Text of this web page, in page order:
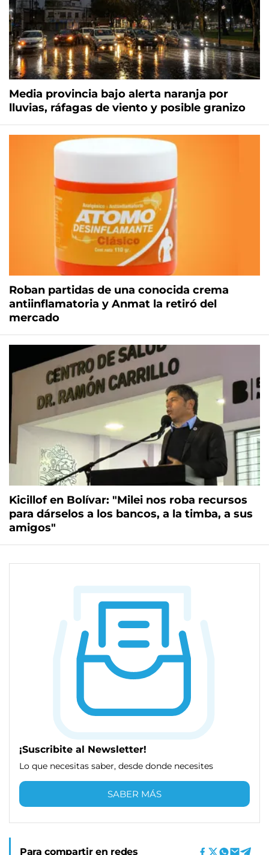
Media provincia bajo alerta naranja por
lluvias, ráfagas de viento y posible granizo
Roban partidas de una conocida crema
antiinflamatoria y Anmat la retiró del
mercado
Kicillof en Bolívar: "Milei nos roba recursos
para dárselos a los bancos, a la timba, a sus
amigos"
¡Suscribite al Newsletter!
Lo que necesitas saber, desde donde necesites
SABER MÁS
Para compartir en redes